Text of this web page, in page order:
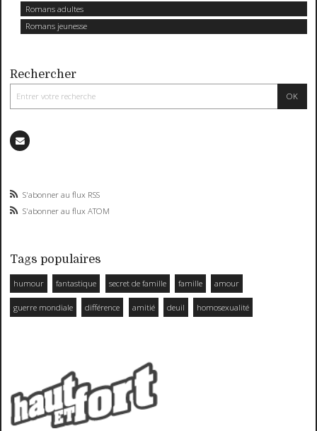
Romans adultes
Romans jeunesse
Rechercher
S'abonner au flux RSS
S'abonner au flux ATOM
Tags populaires
humour fantastique secret de famille famille amour
guerre mondiale différence amitié deuil homosexualité